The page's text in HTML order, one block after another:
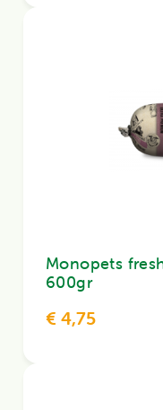
Monopets
600gr
€ 4,75